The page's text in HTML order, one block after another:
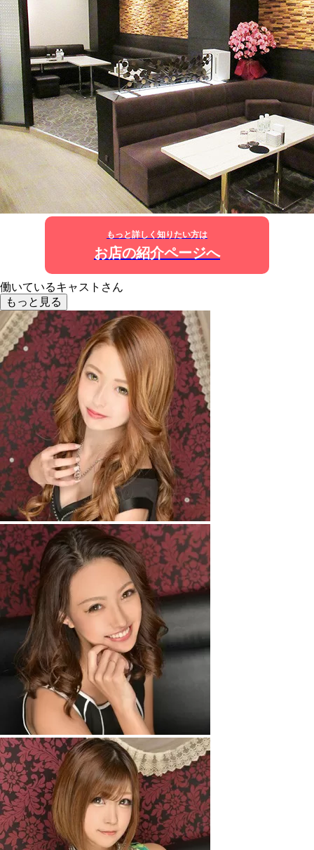
もっと詳しく知りたい方は
お店の紹介ページへ
働いているキャストさん
もっと見る